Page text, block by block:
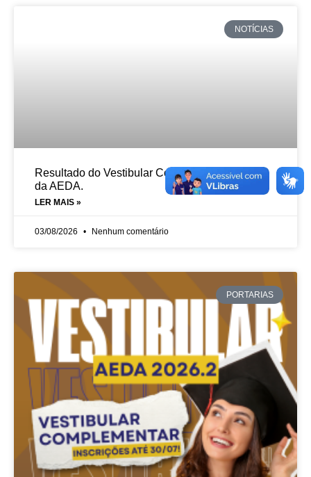
NOTÍCIAS
Resultado do Vestibular Complementar 2026.2
da AEDA.
LER MAIS »
03/08/2026 Nenhum comentário
PORTARIAS